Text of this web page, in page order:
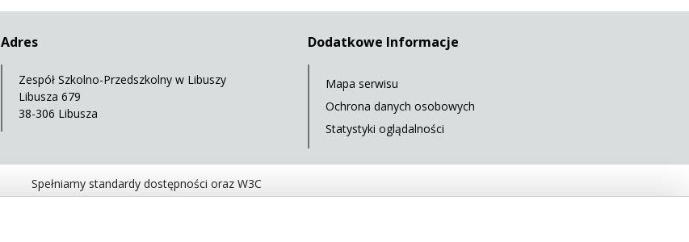
Adres
Zespół Szkolno-Przedszkolny w Libuszy
Libusza 679
38-306 Libusza
Dodatkowe Informacje
Mapa serwisu
Ochrona danych osobowych
Statystyki oglądalności
Spełniamy standardy dostępności oraz W3C